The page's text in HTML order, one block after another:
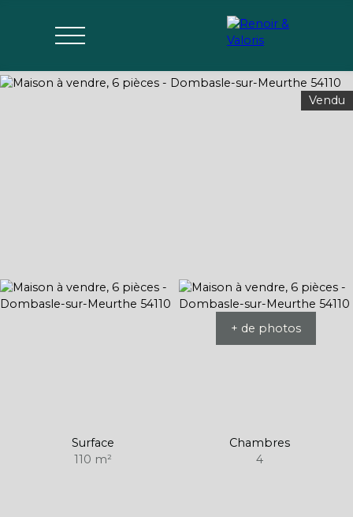
Vendu
+ de photos
Surface
110 m²
Chambres
4